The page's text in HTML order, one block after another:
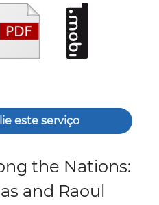
este serviço
the Nations:
and Raoul